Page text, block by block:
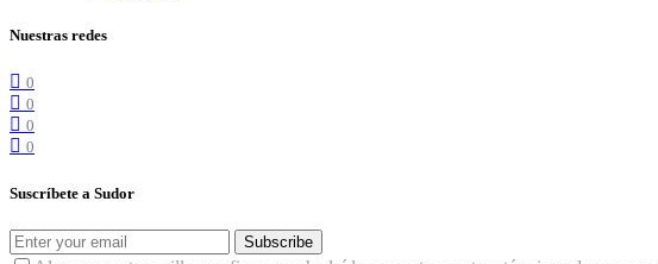
Nuestras redes
0
0
0
0
Suscríbete a Sudor
Subscribe